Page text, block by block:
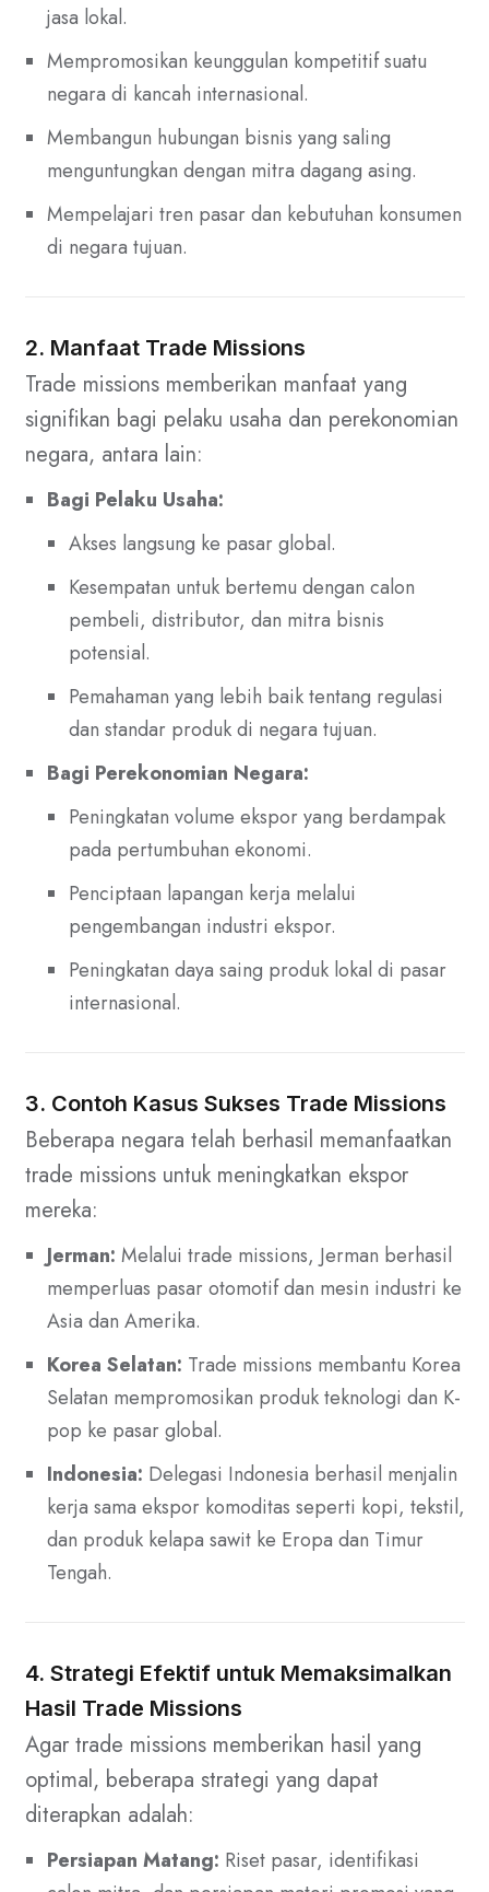
jasa lokal.
Mempromosikan keunggulan kompetitif suatu
negara di kancah internasional.
Membangun hubungan bisnis yang saling
menguntungkan dengan mitra dagang asing.
Mempelajari tren pasar dan kebutuhan konsumen
di negara tujuan.
2. Manfaat Trade Missions
Trade missions memberikan manfaat yang
signifikan bagi pelaku usaha dan perekonomian
negara, antara lain:
Bagi Pelaku Usaha:
Akses langsung ke pasar global.
Kesempatan untuk bertemu dengan calon
pembeli, distributor, dan mitra bisnis
potensial.
Pemahaman yang lebih baik tentang regulasi
dan standar produk di negara tujuan.
Bagi Perekonomian Negara:
Peningkatan volume ekspor yang berdampak
pada pertumbuhan ekonomi.
Penciptaan lapangan kerja melalui
pengembangan industri ekspor.
Peningkatan daya saing produk lokal di pasar
internasional.
3. Contoh Kasus Sukses Trade Missions
Beberapa negara telah berhasil memanfaatkan
trade missions untuk meningkatkan ekspor
mereka:
Jerman: Melalui trade missions, Jerman berhasil
memperluas pasar otomotif dan mesin industri ke
Asia dan Amerika.
Korea Selatan: Trade missions membantu Korea
Selatan mempromosikan produk teknologi dan K-
pop ke pasar global.
Indonesia: Delegasi Indonesia berhasil menjalin
kerja sama ekspor komoditas seperti kopi, tekstil,
dan produk kelapa sawit ke Eropa dan Timur
Tengah.
4. Strategi Efektif untuk Memaksimalkan
Hasil Trade Missions
Agar trade missions memberikan hasil yang
optimal, beberapa strategi yang dapat
diterapkan adalah:
Persiapan Matang: Riset pasar, identifikasi